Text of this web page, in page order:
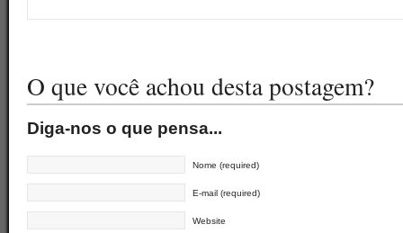
O que você achou desta postagem?
Diga-nos o que pensa...
Nome (required)
E-mail (required)
Website